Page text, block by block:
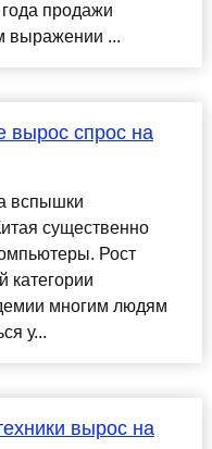
продажи
выражении ...
вырос спрос на
вспышки
существенно
Рост
категории
многим людям
у...
вырос на